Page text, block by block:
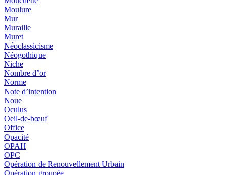
Moulure
Mur
Muraille
Muret
Néoclassicisme
Néogothique
Niche
Nombre d’or
Norme
Note d’intention
Noue
Oculus
Oeil-de-bœuf
Office
Opacité
OPAH
OPC
Opération de Renouvellement Urbain